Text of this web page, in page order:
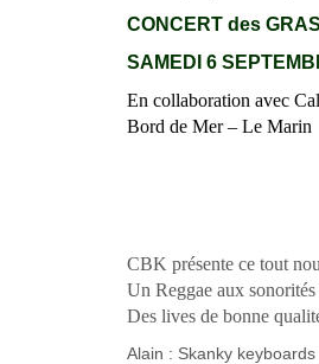
CONCERT des
SAMEDI 6
En collaboration avec
Bord de Mer – Le Marin
CBK présente ce tout
Un Reggae aux
Des lives de bonne
Alain : Skanky keyboards